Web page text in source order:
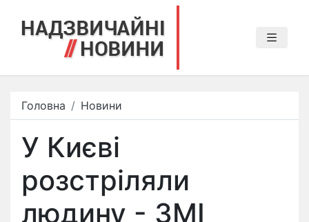
Головна Новини
У Києві
розстріляли
людину - ЗМІ